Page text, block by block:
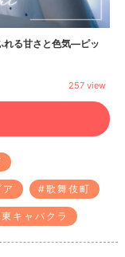
257 view
れる甘さと色気—ピッ
#歌舞伎町
キャバクラ